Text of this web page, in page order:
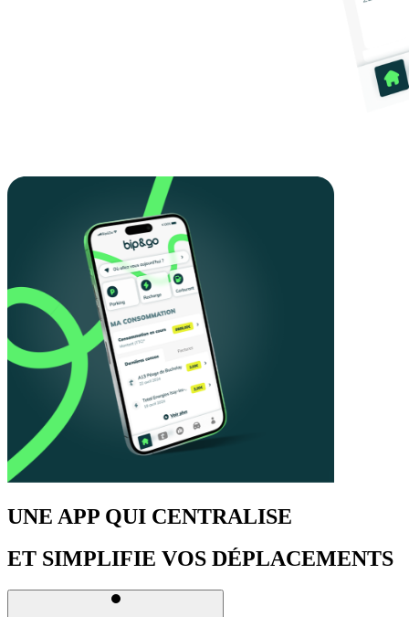
UNE APP QUI CENTRALISE
ET SIMPLIFIE VOS DÉPLACEMENTS